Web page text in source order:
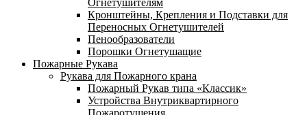
Огнетушителям
Кронштейны, Крепления и Подставки для
Переносных Огнетушителей
Пенообразователи
Порошки Огнетушащие
Пожарные Рукава
Рукава для Пожарного крана
Пожарный Рукав типа «Классик»
Устройства Внутриквартирного
Пожаротушения